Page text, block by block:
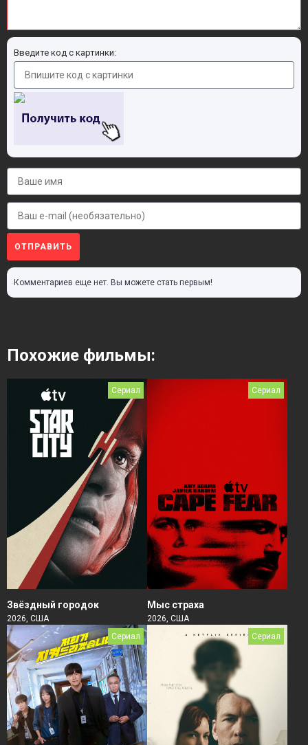
Введите код с картинки:
ОТПРАВИТЬ
Комментариев еще нет. Вы можете стать первым!
Похожие фильмы:
Сериал
Звёздный городок
2026, США
Сериал
Мыс страха
2026, США
Сериал
Сериал